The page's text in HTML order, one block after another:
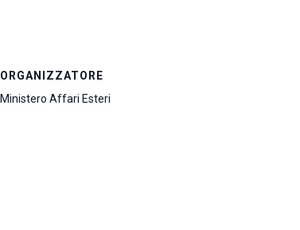
ORGANIZZATORE
Ministero Affari Esteri